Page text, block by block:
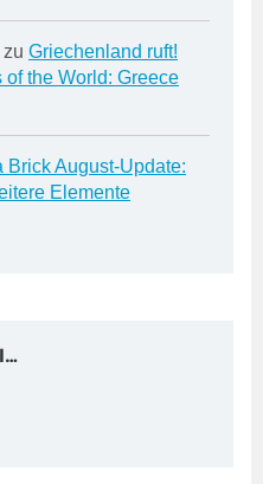
zu Griechenland ruft!
of the World: Greece
Brick August-Update:
Elemente